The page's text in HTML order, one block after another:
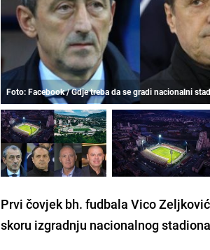
Foto: Facebook / Gdje treba da se gradi nacionalni
Prvi čovjek bh. fudbala Vico
skoru izgradnju nacionalnog